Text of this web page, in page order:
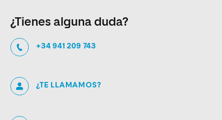
¿Tienes alguna duda?
+34 941 209 743
¿TE LLAMAMOS?